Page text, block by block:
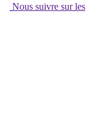
Nous suivre sur les